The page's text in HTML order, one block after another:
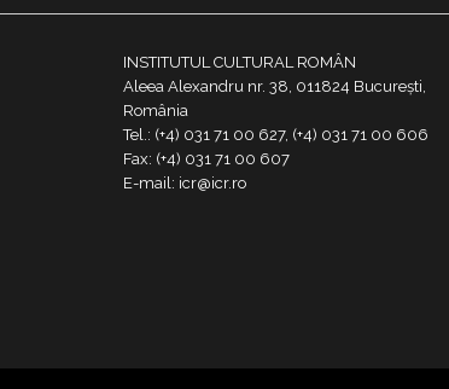
INSTITUTUL CULTURAL ROMÂN
Aleea Alexandru nr. 38, 011824 București,
România
Tel.: (+4) 031 71 00 627, (+4) 031 71 00 606
Fax: (+4) 031 71 00 607
E-mail: icr@icr.ro